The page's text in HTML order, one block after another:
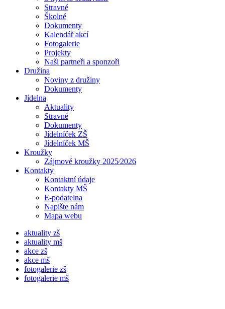
Stravné
Školné
Dokumenty
Kalendář akcí
Fotogalerie
Projekty
Naši partneři a sponzoři
Družina
Noviny z družiny
Dokumenty
Jídelna
Aktuality
Stravné
Dokumenty
Jídelníček ZŠ
Jídelníček MŠ
Kroužky
Zájmové kroužky 2025⁄2026
Kontakty
Kontaktní údaje
Kontakty MŠ
E-podatelna
Napište nám
Mapa webu
aktuality zš
aktuality mš
akce zš
akce mš
fotogalerie zš
fotogalerie mš